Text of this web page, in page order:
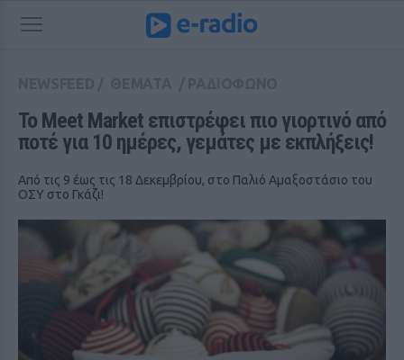
Το Meet Market επιστρέφει πιο γιορτινό από
ποτέ για 10 ημέρες, γεμάτες με εκπλήξεις!
Από τις 9 έως τις 18 Δεκεμβρίου, στο Παλιό Αμαξοστάσιο του
ΟΣΥ στο Γκάζι!